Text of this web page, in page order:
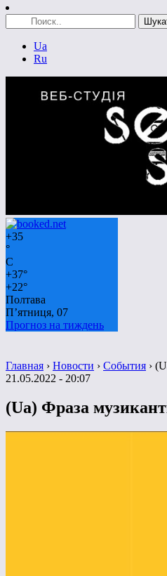
Ua
Ru
+35
°
C
+37°
+22°
Полтава
П’ятниця, 07
Прогноз на тиждень
Главная › Новости › События ›
21.05.2022 - 20:07
(Ua) Фраза